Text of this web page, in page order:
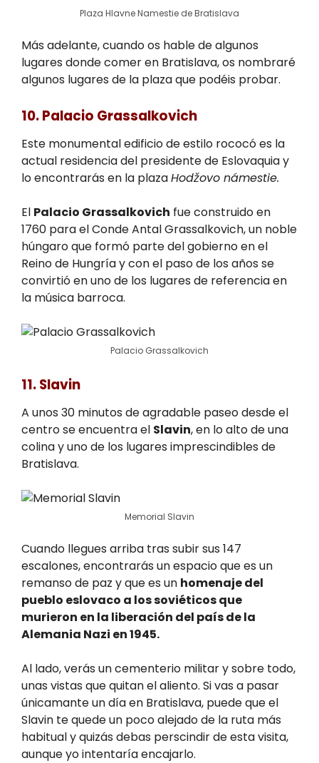
Plaza Hlavne Namestie de Bratislava
Más adelante, cuando os hable de algunos
lugares donde comer en Bratislava, os nombraré
algunos lugares de la plaza que podéis probar.
10. Palacio Grassalkovich
Este monumental edificio de estilo rococó es la
actual residencia del presidente de Eslovaquia y
lo encontrarás en la plazaHodžovo námestie.
El Palacio Grassalkovich fue construido en
1760 para el Conde Antal Grassalkovich, un noble
húngaro que formó parte del gobierno en el
Reino de Hungría y con el paso de los años se
convirtió en uno de los lugares de referencia en
la música barroca.
Palacio Grassalkovich
11. Slavin
A unos 30 minutos de agradable paseo desde el
centro se encuentra el Slavin, en lo alto de una
colina y uno de los lugares imprescindibles de
Bratislava.
Memorial Slavin
Cuando llegues arriba tras subir sus 147
escalones, encontrarás un espacio que es un
remanso de paz y que es un homenaje del
pueblo eslovaco a los soviéticos que
murieron en la liberación del país de la
Alemania Nazi en 1945.
Al lado, verás un cementerio militar y sobre todo,
unas vistas que quitan el aliento. Si vas a pasar
únicamante un día en Bratislava, puede que el
Slavin te quede un poco alejado de la ruta más
habitual y quizás debas perscindir de esta visita,
aunque yo intentaría encajarlo.